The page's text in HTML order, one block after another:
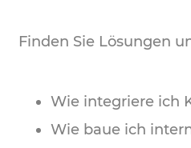
Finden Sie Lösungen
Wie integriere ich
Wie baue ich